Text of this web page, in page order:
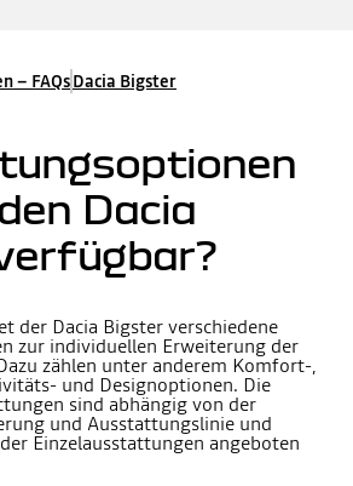
– FAQsDacia Bigster
Dacia
der Dacia Bigster verschiedene
zur individuellen Erweiterung der
zählen unter anderem Komfort-,
und Designoptionen. Die
sind abhängig von der
und Ausstattungslinie und
Einzelausstattungen angeboten